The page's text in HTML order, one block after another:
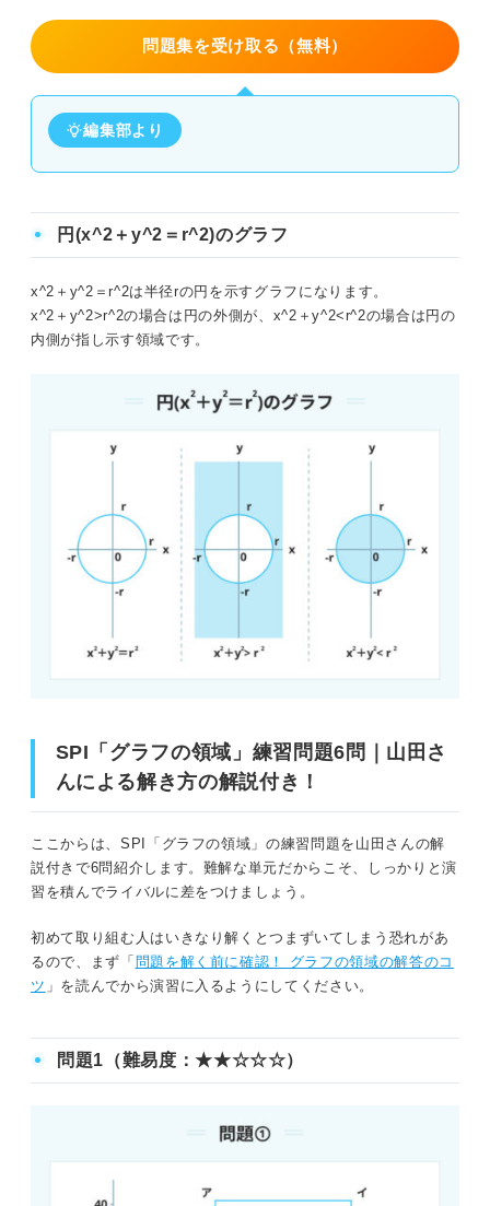
問題集を受け取る（無料）
編集部より
円(x^2＋y^2＝r^2)のグラフ
x^2＋y^2＝r^2は半径rの円を示すグラフになります。
x^2＋y^2>r^2の場合は円の外側が、x^2＋y^2<r^2の場合は円の
内側が指し示す領域です。
SPI「グラフの領域」練習問題6問｜山田さ
んによる解き方の解説付き！
ここからは、SPI「グラフの領域」の練習問題を山田さんの解
説付きで6問紹介します。難解な単元だからこそ、しっかりと演
習を積んでライバルに差をつけましょう。
初めて取り組む人はいきなり解くとつまずいてしまう恐れがあ
るので、まず「 問題を解く前に確認！ グラフの領域の解答のコ
ツ 」を読んでから演習に入るようにしてください。
問題1（難易度：★★☆☆☆）